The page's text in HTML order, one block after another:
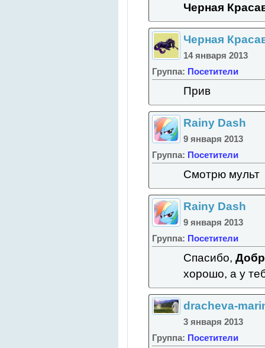
Черная
Черная
14 января 2013
Группа: Посетители
Прив
Rainy Dash
9 января 2013
Группа: Посетители
Смотрю мульт
Rainy Dash
9 января 2013
Группа: Посетители
Спасибо,
хорошо, а у
dracheva-
3 января 2013
Группа: Посетители